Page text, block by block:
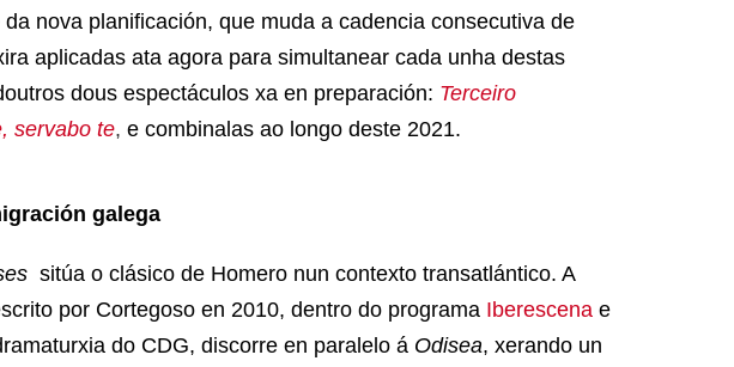
nova planificación, que muda a cadencia consecutiva de
aplicadas ata agora para simultanear cada unha destas
dous espectáculos xa en preparación: Terceiro
servabo te, e combinalas ao longo deste 2021.
galega
sitúa o clásico de Homero nun contexto transatlántico. A
por Cortegoso en 2010, dentro do programa Iberescena e
do CDG, discorre en paralelo á Odisea, xerando un